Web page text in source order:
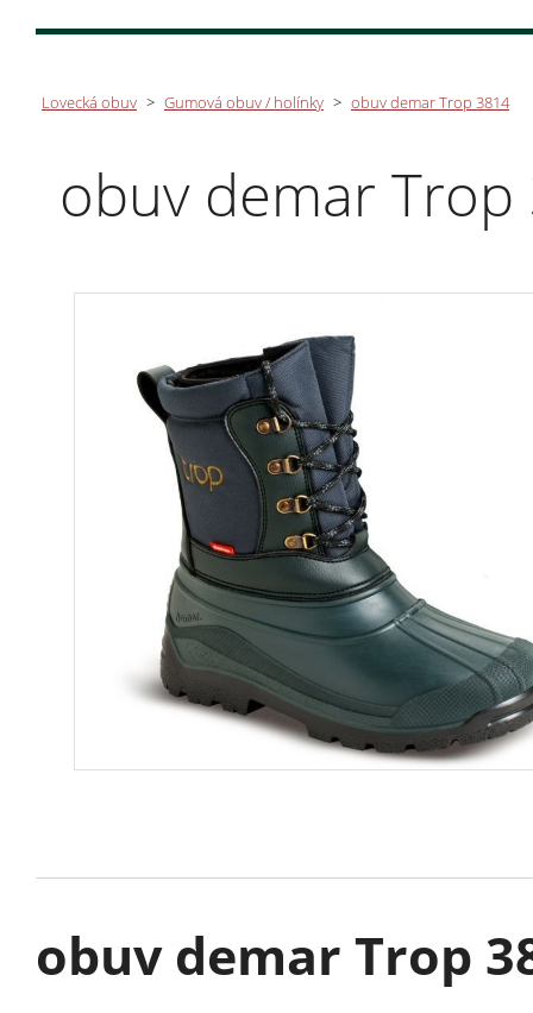
Lovecká obuv > Gumová obuv / holínky > obuv demar Trop 3814
obuv demar Trop
obuv demar Trop